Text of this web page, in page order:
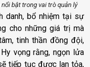
bật trong vai trò quản lý
danh, bổ nhiệm tại sự
cho những giá trị mà
tinh thần đồng đội,
vọng rằng, ngọn lửa
tiếp tục được lan tỏa,